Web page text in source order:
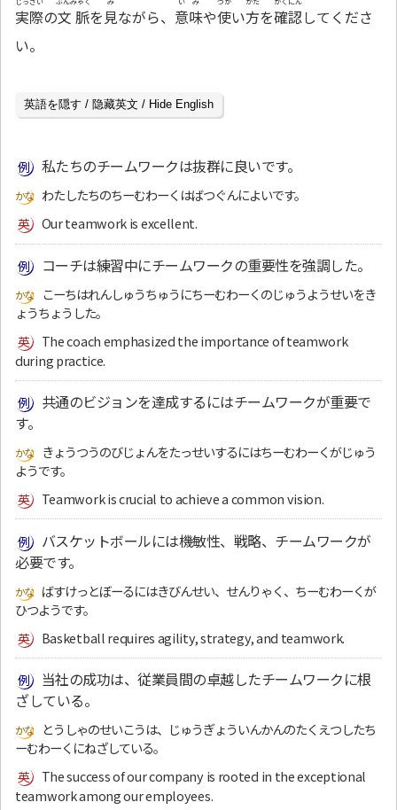
実際の文脈を見ながら、 意味や使い方を確認してくださ
い。
英語を隠す / 隐藏英文 / Hide English
私たちのチームワークは抜群に良いです。
わたしたちのちーむわーくはばつぐんによいです。
Our teamwork is excellent.
コーチは練習中にチームワークの重要性を強調した。
こーちはれんしゅうちゅうにちーむわーくのじゅうようせいをき
ょうちょうした。
The coach emphasized the importance of teamwork
during practice.
共通のビジョンを達成するにはチームワークが重要で
す。
きょうつうのびじょんをたっせいするにはちーむわーくがじゅう
ようです。
Teamwork is crucial to achieve a common vision.
バスケットボールには機敏性、戦略、チームワークが
必要です。
ばすけっとぼーるにはきびんせい、せんりゃく、ちーむわーくが
ひつようです。
Basketball requires agility, strategy, and teamwork.
当社の成功は、従業員間の卓越したチームワークに根
ざしている。
とうしゃのせいこうは、じゅうぎょういんかんのたくえつしたち
ーむわーくにねざしている。
The success of our company is rooted in the exceptional
teamwork among our employees.